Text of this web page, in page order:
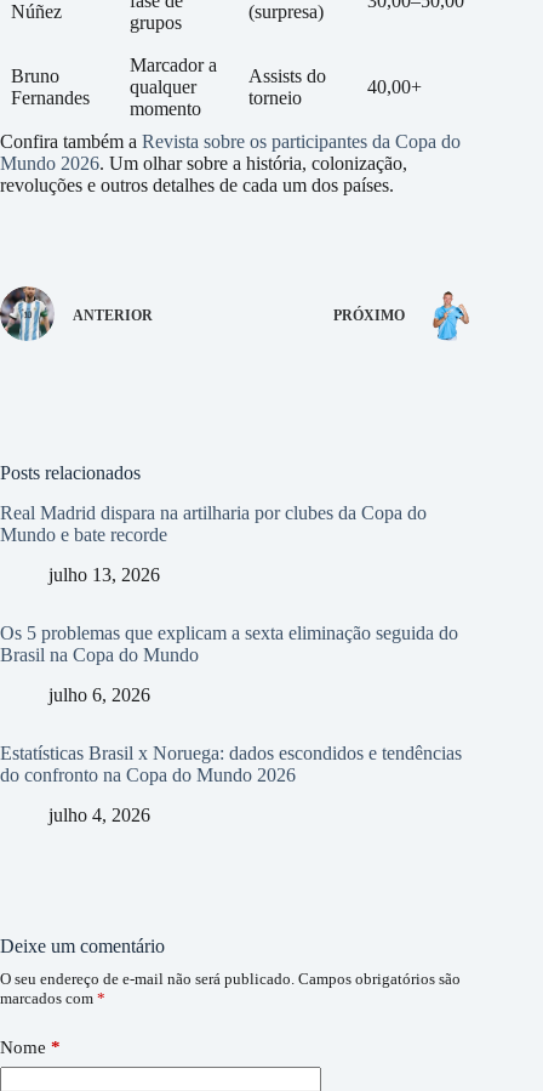
Núñez
grupos
(surpresa)
Bruno
Fernandes
Marcador a
qualquer
momento
Assists do
torneio
40,00+
Confira também a Revista sobre os participantes da Copa do
Mundo 2026. Um olhar sobre a história, colonização,
revoluções e outros detalhes de cada um dos países.
ANTERIOR PRÓXIMO
Posts relacionados
Real Madrid dispara na artilharia por clubes da Copa do
Mundo e bate recorde
julho 13, 2026
Os 5 problemas que explicam a sexta eliminação seguida do
Brasil na Copa do Mundo
julho 6, 2026
Estatísticas Brasil x Noruega: dados escondidos e tendências
do confronto na Copa do Mundo 2026
julho 4, 2026
Deixe um comentário
O seu endereço de e-mail não será publicado. Campos obrigatórios são
marcados com *
Nome *